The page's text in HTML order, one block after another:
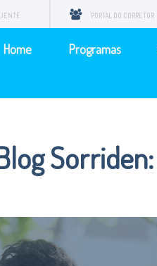
PORTAL DO CORRETOR
Home Programas
Sorriden: